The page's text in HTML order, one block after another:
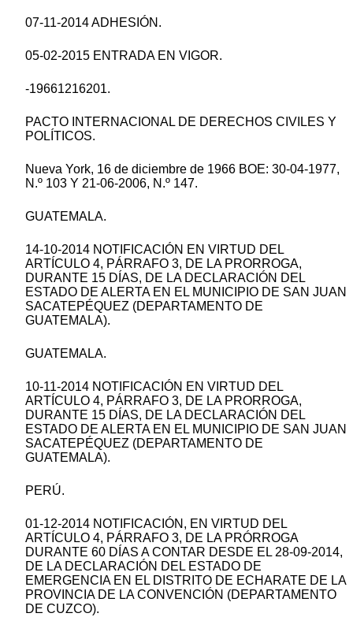
07-11-2014 ADHESIÓN.
05-02-2015 ENTRADA EN VIGOR.
-19661216201.
PACTO INTERNACIONAL DE DERECHOS CIVILES Y
POLÍTICOS.
Nueva York, 16 de diciembre de 1966 BOE: 30-04-1977,
N.º 103 Y 21-06-2006, N.º 147.
GUATEMALA.
14-10-2014 NOTIFICACIÓN EN VIRTUD DEL
ARTÍCULO 4, PÁRRAFO 3, DE LA PRORROGA,
DURANTE 15 DÍAS, DE LA DECLARACIÓN DEL
ESTADO DE ALERTA EN EL MUNICIPIO DE SAN JUAN
SACATEPÉQUEZ (DEPARTAMENTO DE
GUATEMALA).
GUATEMALA.
10-11-2014 NOTIFICACIÓN EN VIRTUD DEL
ARTÍCULO 4, PÁRRAFO 3, DE LA PRORROGA,
DURANTE 15 DÍAS, DE LA DECLARACIÓN DEL
ESTADO DE ALERTA EN EL MUNICIPIO DE SAN JUAN
SACATEPÉQUEZ (DEPARTAMENTO DE
GUATEMALA).
PERÚ.
01-12-2014 NOTIFICACIÓN, EN VIRTUD DEL
ARTÍCULO 4, PÁRRAFO 3, DE LA PRÓRROGA
DURANTE 60 DÍAS A CONTAR DESDE EL 28-09-2014,
DE LA DECLARACIÓN DEL ESTADO DE
EMERGENCIA EN EL DISTRITO DE ECHARATE DE LA
PROVINCIA DE LA CONVENCIÓN (DEPARTAMENTO
DE CUZCO).